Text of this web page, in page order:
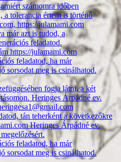
számomra időben
a tolerancia értem is történő
https://julamami.com
már azt is tudod, a
feladatod.
https://julamami.com
feladatod, ha már
sorsodat meg is csinálhatod.
fogja látni, a két
Heringes Árpádné ev.
tán teherként a következőkre
Heringes Árpádné ev.
feladatod, ha már
sorsodat meg is csinálhatod.